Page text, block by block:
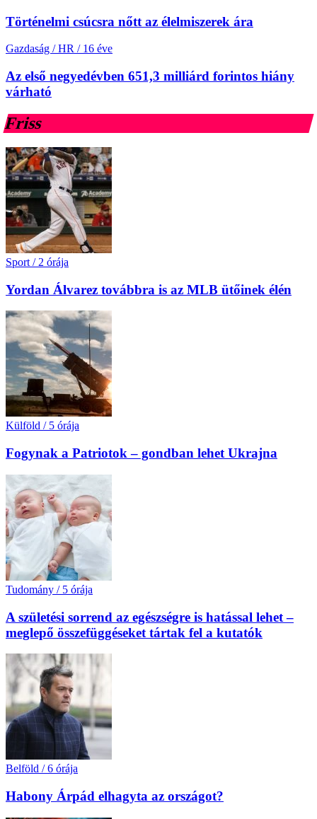
Történelmi csúcsra nőtt az élelmiszerek ára
Gazdaság / HR / 16 éve
Az első negyedévben 651,3 milliárd forintos hiány
várható
Friss
Sport / 2 órája
Yordan Álvarez továbbra is az MLB ütőinek élén
Külföld / 5 órája
Fogynak a Patriotok – gondban lehet Ukrajna
Tudomány / 5 órája
A születési sorrend az egészségre is hatással lehet –
meglepő összefüggéseket tártak fel a kutatók
Belföld / 6 órája
Habony Árpád elhagyta az országot?